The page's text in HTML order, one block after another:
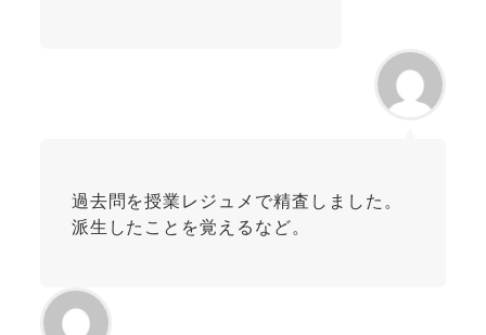
過去問を授業レジュメで精査しました。
派生したことを覚えるなど。